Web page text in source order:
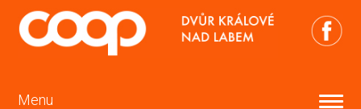
Menu